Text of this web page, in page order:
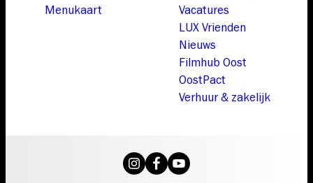
Menukaart
Vacatures
LUX Vrienden
Nieuws
Filmhub Oost
OostPact
Verhuur & zakelijk